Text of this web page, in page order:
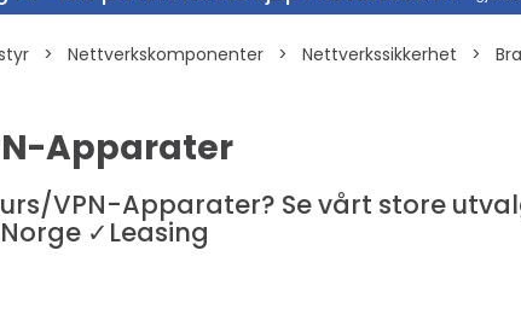
> Nettverkskomponenter > Nettverkssikkerhet >
Apparater
VPN-Apparater? Se vårt store
✓Leasing